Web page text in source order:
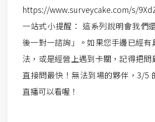
https://www.surveycake.com/s/
一站式小提醒： 這系列說明會我們
後一對一諮詢」。如果您手邊已經有
法，或是經營上遇到卡關，記得把問
直接問最快！無法到場的夥伴，3/5
直播可以看喔！